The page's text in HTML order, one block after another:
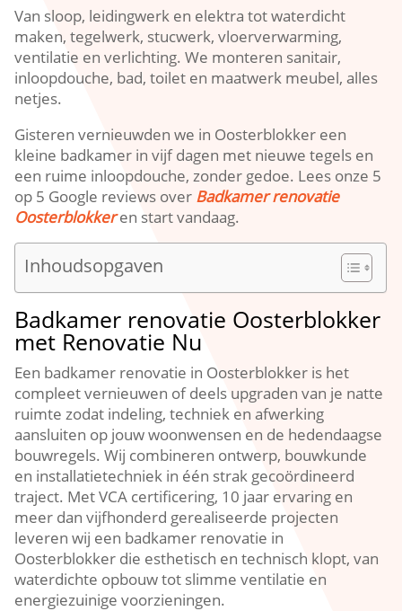
Van sloop, leidingwerk en elektra tot waterdicht
maken, tegelwerk, stucwerk, vloerverwarming,
ventilatie en verlichting.​ We monteren sanitair,
inloopdouche, bad, toilet en maatwerk meubel, alles
netjes.​
Gisteren vernieuwden we in Oosterblokker een
kleine badkamer in vijf dagen met nieuwe tegels en
een ruime inloopdouche, zonder gedoe.​ Lees onze 5
op 5 Google reviews over Badkamer renovatie
Oosterblokkeren start vandaag.​
Inhoudsopgaven
Badkamer renovatie Oosterblokker
met Renovatie Nu
Een badkamer renovatie in Oosterblokker is het
compleet vernieuwen of deels upgraden van je natte
ruimte zodat indeling, techniek en afwerking
aansluiten op jouw woonwensen en de hedendaagse
bouwregels.​ Wij combineren ontwerp, bouwkunde
en installatietechniek in één strak gecoördineerd
traject.​ Met VCA certificering, 10 jaar ervaring en
meer dan vijfhonderd gerealiseerde projecten
leveren wij een badkamer renovatie in
Oosterblokker die esthetisch en technisch klopt, van
waterdichte opbouw tot slimme ventilatie en
energiezuinige voorzieningen.​